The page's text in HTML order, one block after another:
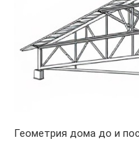
Геометрия дома до и